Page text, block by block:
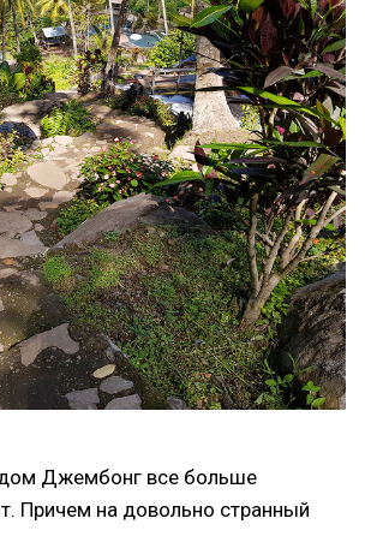
Джембонг все больше
Причем на довольно странный